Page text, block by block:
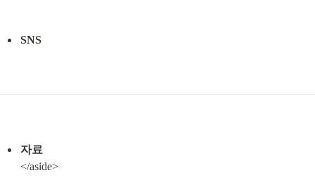
SNS
자료
</aside>